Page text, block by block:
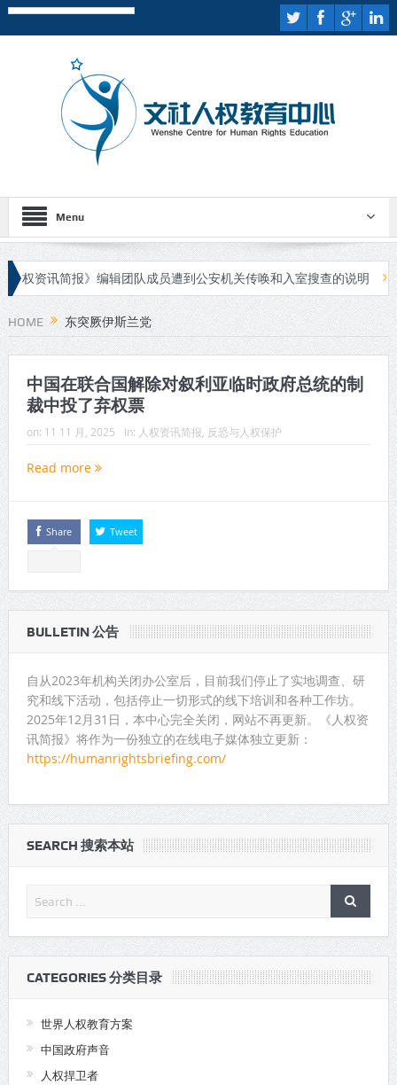
Menu
资讯简报》编辑团队成员遭到公安机关传唤和入室搜查的说明
进行庭审
HOME 东突厥伊斯兰党
中国在联合国解除对叙利亚临时政府总统的制
裁中投了弃权票
on: 11 11 月, 2025 In: 人权资讯简报 反恐与人权保护
Read more
Share Tweet
BULLETIN 公告
自从2023年机构关闭办公室后，目前我们停止了实地调查、研
究和线下活动，包括停止一切形式的线下培训和各种工作坊。
2025年12月31日，本中心完全关闭，网站不再更新。《人权资
讯简报》将作为一份独立的在线电子媒体独立更新：
https://humanrightsbriefing.com/
SEARCH 搜索本站
CATEGORIES 分类目录
世界人权教育方案
中国政府声音
人权捍卫者